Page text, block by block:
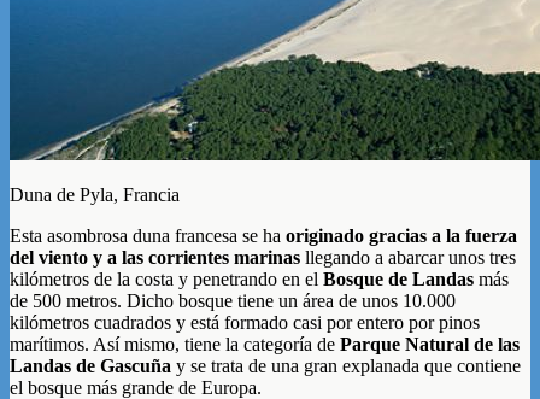
Duna de Pyla, Francia
Esta asombrosa duna francesa se ha originado gracias a la fuerza
del viento y a las corrientes marinas llegando a abarcar unos tres
kilómetros de la costa y penetrando en el Bosque de Landas más
de 500 metros. Dicho bosque tiene un área de unos 10.000
kilómetros cuadrados y está formado casi por entero por pinos
marítimos. Así mismo, tiene la categoría de Parque Natural de las
Landas de Gascuña y se trata de una gran explanada que contiene
el bosque más grande de Europa.